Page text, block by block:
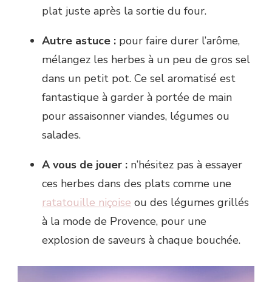
plat juste après la sortie du four.
Autre astuce : pour faire durer l’arôme,
mélangez les herbes à un peu de gros sel
dans un petit pot. Ce sel aromatisé est
fantastique à garder à portée de main
pour assaisonner viandes, légumes ou
salades.
A vous de jouer : n’hésitez pas à essayer
ces herbes dans des plats comme une
ratatouille niçoise ou des légumes grillés
à la mode de Provence, pour une
explosion de saveurs à chaque bouchée.